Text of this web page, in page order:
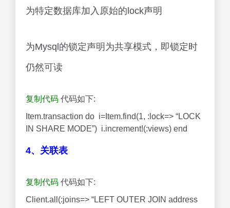
为特定数据库加入原始的lock声明
为Mysql的锁定声明为共享模式，即锁定时
仍然可读
复制代码 代码如下:
Item.transaction do i=Item.find(1, :lock=> “LOCK
IN SHARE MODE”) i.increment!(:views) end
4、关联表
复制代码 代码如下:
Client.all(:joins=> “LEFT OUTER JOIN address